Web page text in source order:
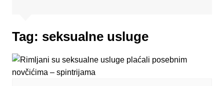
Tag: seksualne usluge